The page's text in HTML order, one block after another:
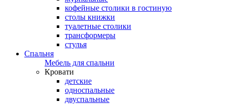
кофейные столики в гостиную
столы книжки
туалетные столики
трансформеры
стулья
Спальня
Мебель для спальни
Кровати
детские
односпальные
двуспальные